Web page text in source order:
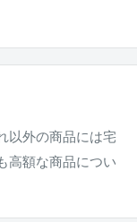
以外の商品には宅
高額な商品につい